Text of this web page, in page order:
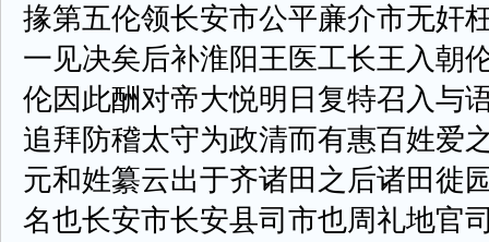
掾第五伦领长安市公平亷介市无奸
一见决矣后补淮阳王医工长王入朝
伦因此酬对帝大悦明日复特召入与
追拜防稽太守为政清而有惠百姓爱
元和姓纂云出于齐诸田之后诸田徙
名也长安市长安县司市也周礼地官